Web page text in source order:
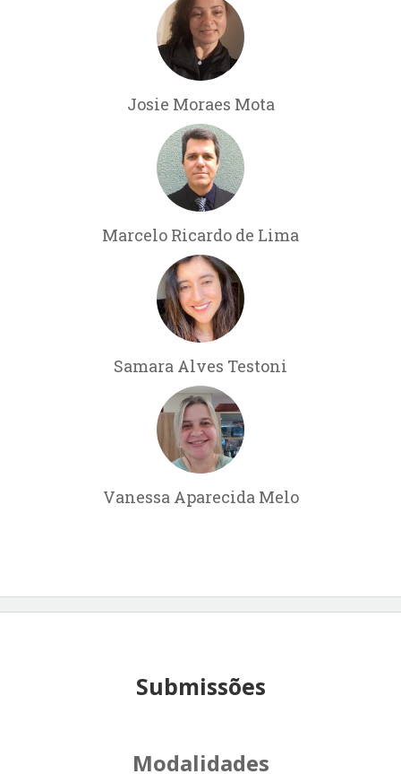
Josie Moraes Mota
Marcelo Ricardo de Lima
Samara Alves Testoni
Vanessa Aparecida Melo
Submissões
Modalidades